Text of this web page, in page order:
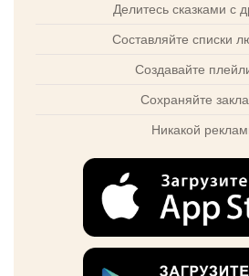
Делитесь сказками с
Составляйте списки
Создавайте
Сохраняйте
Никакой